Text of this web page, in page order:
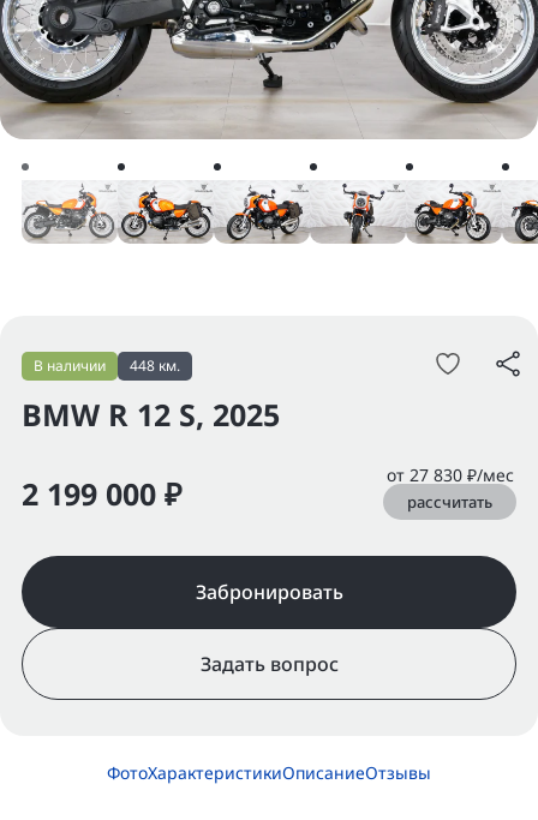
BMW R 12 S, 2025
В наличии 448 км.
2 199 000 ₽ от 27 830 ₽/мес
рассчитать
Забронировать
Задать вопрос
ФотоХарактеристикиОписаниеОтзывы